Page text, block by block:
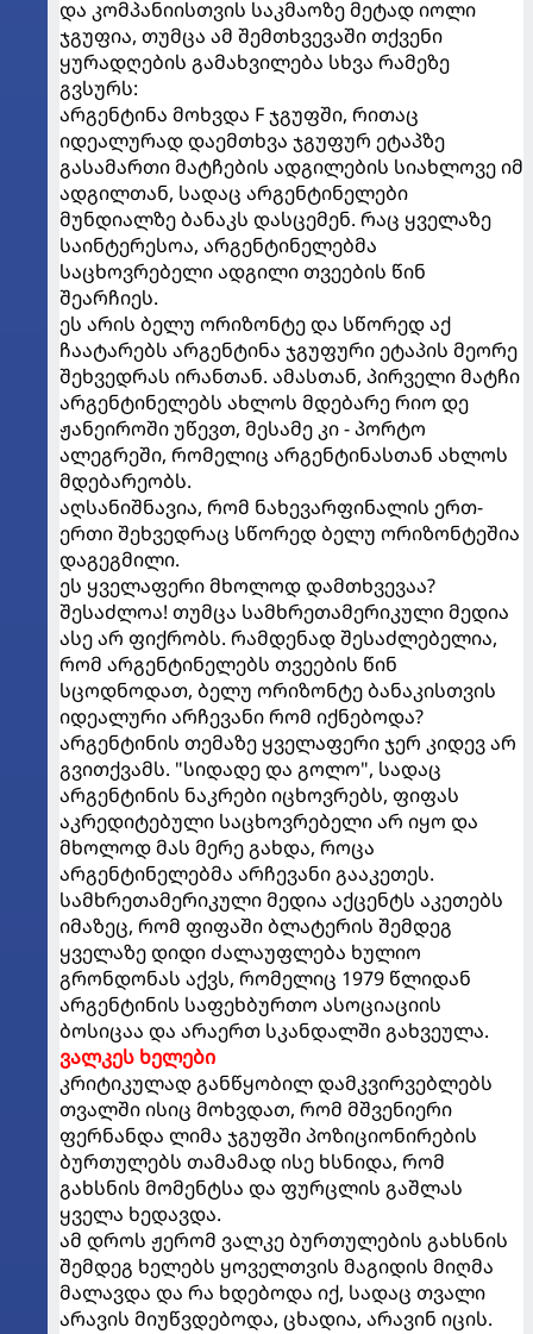
და კომპანიისთვის საკმაოზე მეტად იოლი
ჯგუფია, თუმცა ამ შემთხვევაში თქვენი
ყურადღების გამახვილება სხვა რამეზე
გვსურს:
არგენტინა მოხვდა F ჯგუფში, რითაც
იდეალურად დაემთხვა ჯგუფურ ეტაპზე
გასამართი მატჩების ადგილების სიახლოვე იმ
ადგილთან, სადაც არგენტინელები
მუნდიალზე ბანაკს დასცემენ. რაც ყველაზე
საინტერესოა, არგენტინელებმა
საცხოვრებელი ადგილი თვეების წინ
შეარჩიეს.
ეს არის ბელუ ორიზონტე და სწორედ აქ
ჩაატარებს არგენტინა ჯგუფური ეტაპის მეორე
შეხვედრას ირანთან. ამასთან, პირველი მატჩი
არგენტინელებს ახლოს მდებარე რიო დე
ჟანეიროში უწევთ, მესამე კი - პორტო
ალეგრეში, რომელიც არგენტინასთან ახლოს
მდებარეობს.
აღსანიშნავია, რომ ნახევარფინალის ერთ-
ერთი შეხვედრაც სწორედ ბელუ ორიზონტეშია
დაგეგმილი.
ეს ყველაფერი მხოლოდ დამთხვევაა?
შესაძლოა! თუმცა სამხრეთამერიკული მედია
ასე არ ფიქრობს. რამდენად შესაძლებელია,
რომ არგენტინელებს თვეების წინ
სცოდნოდათ, ბელუ ორიზონტე ბანაკისთვის
იდეალური არჩევანი რომ იქნებოდა?
არგენტინის თემაზე ყველაფერი ჯერ კიდევ არ
გვითქვამს. "სიდადე და გოლო", სადაც
არგენტინის ნაკრები იცხოვრებს, ფიფას
აკრედიტებული საცხოვრებელი არ იყო და
მხოლოდ მას მერე გახდა, როცა
არგენტინელებმა არჩევანი გააკეთეს.
სამხრეთამერიკული მედია აქცენტს აკეთებს
იმაზეც, რომ ფიფაში ბლატერის შემდეგ
ყველაზე დიდი ძალაუფლება ხულიო
გრონდონას აქვს, რომელიც 1979 წლიდან
არგენტინის საფეხბურთო ასოციაციის
ბოსიცაა და არაერთ სკანდალში გახვეულა.
ვალკეს ხელები
კრიტიკულად განწყობილ დამკვირვებლებს
თვალში ისიც მოხვდათ, რომ მშვენიერი
ფერნანდა ლიმა ჯგუფში პოზიციონირების
ბურთულებს თამამად ისე ხსნიდა, რომ
გახსნის მომენტსა და ფურცლის გაშლას
ყველა ხედავდა.
ამ დროს ჟერომ ვალკე ბურთულების გახსნის
შემდეგ ხელებს ყოველთვის მაგიდის მიღმა
მალავდა და რა ხდებოდა იქ, სადაც თვალი
არავის მიუწვდებოდა, ცხადია, არავინ იცის.